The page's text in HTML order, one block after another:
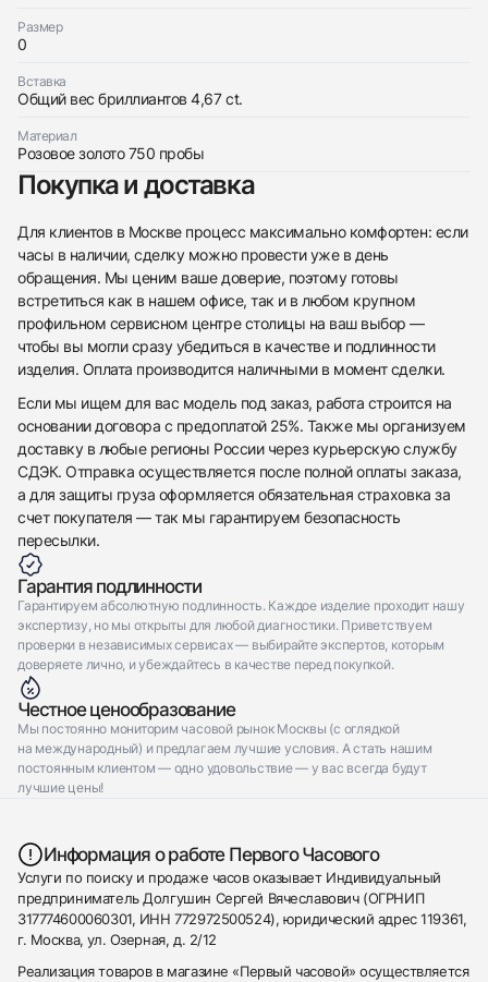
Размер
0
Вставка
Общий вес бриллиантов 4,67 ct.
Материал
Розовое золото 750 пробы
Покупка и доставка
Для клиентов в Москве процесс максимально комфортен: если
часы в наличии, сделку можно провести уже в день
обращения. Мы ценим ваше доверие, поэтому готовы
встретиться как в нашем офисе, так и в любом крупном
профильном сервисном центре столицы на ваш выбор —
чтобы вы могли сразу убедиться в качестве и подлинности
изделия. Оплата производится наличными в момент сделки.
Если мы ищем для вас модель под заказ, работа строится на
основании договора с предоплатой 25%. Также мы организуем
доставку в любые регионы России через курьерскую службу
СДЭК. Отправка осуществляется после полной оплаты заказа,
а для защиты груза оформляется обязательная страховка за
счет покупателя — так мы гарантируем безопасность
пересылки.
Гарантия подлинности
Гарантируем абсолютную подлинность. Каждое изделие проходит нашу
экспертизу, но мы открыты для любой диагностики. Приветствуем
проверки в независимых сервисах — выбирайте экспертов, которым
доверяете лично, и убеждайтесь в качестве перед покупкой.
Честное ценообразование
Мы постоянно мониторим часовой рынок Москвы (с оглядкой
на международный) и предлагаем лучшие условия. А стать нашим
постоянным клиентом — одно удовольствие — у вас всегда будут
лучшие цены!
Информация о работе Первого Часового
Услуги по поиску и продаже часов оказывает Индивидуальный
предприниматель Долгушин Сергей Вячеславович (ОГРНИП
317774600060301, ИНН 772972500524), юридический адрес 119361,
г. Москва, ул. Озерная, д. 2/12
Реализация товаров в магазине «Первый часовой» осуществляется
Заказать эти часы
Оставьте ваши контактные данные и мы свяжемся
с вами
Bvlgari
Браслет Serpenti
$48,950
Отправить заявку
Трейд-ин часов
Оставьте ваши контактные данные и мы свяжемся
Браслет Serpenti
$48,950
Приложите фото ваших часов…
Отправить заявку